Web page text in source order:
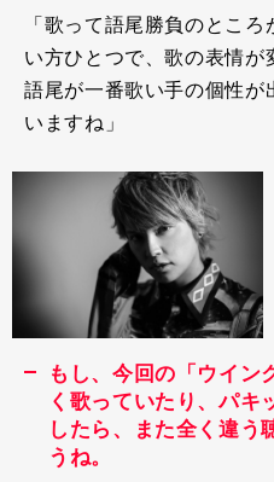
「歌って語尾勝負のとこ
い方ひとつで、歌の表情が
語尾が一番歌い手の個性が
いますね」
もし、今回の「ウイン
く歌っていたり、パキ
したら、また全く違う
うね。